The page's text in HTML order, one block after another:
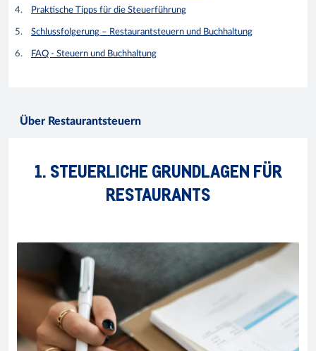
Praktische Tipps für die Steuerführung
Schlussfolgerung – Restaurantsteuern und Buchhaltung
FAQ - Steuern und Buchhaltung
Über Restaurantsteuern
1. STEUERLICHE GRUNDLAGEN FÜR
RESTAURANTS